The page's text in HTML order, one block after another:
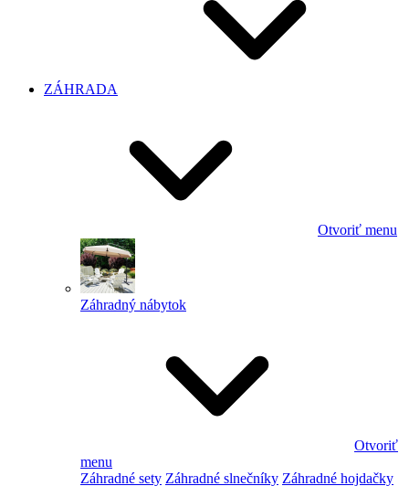
ZÁHRADA
Otvoriť menu
Záhradný nábytok
Otvoriť
menu
Záhradné sety Záhradné slnečníky Záhradné hojdačky